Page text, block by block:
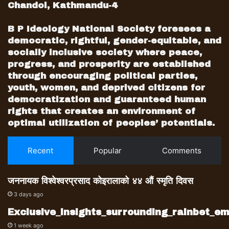
समकक्षीको निजी सम्बन्ध सुध्रेको हो।
नेपाल भारत सम्बन्ध कुन अवस्थामा छ अहिले ?
भारत र नेपालको सम्बन्ध दीर्घकालीन रूपमा
समस्याग्रस्त छ। हामी अंग्रेजको पालादेखि नै असमान
सम्बन्धमा बाँधिन पुगेका छौं। ऐतिहासिक ढंगले त्यो
असमानता मुख्य रूपमा आर्थिक रूपमा कायम छ। व्यापार
घाटा चुलिँदै गएको छ। समग्रमा त्यो सम्बन्धलाई
पुनरावलोकन गर्नुपर्ने आवश्यकता महसुस गरेरै मैले
प्रधानमन्त्री हुँदा इमिनेन्ट पर्सन ग्रुप (ईपीजी) को
त्यसमार्फत विगतका सबै सम्बन्धलाई पुनरावलोकन गरेर
व्यक्तिविशेषको भ्रमणका क्रममा भएका कुराले मात्रै
नेपाल भारत सम्बन्धमा भएका संरचनात्मक समस्या
समाधान हुनेमा विश्वास गर्न सकिने आधार छैन।
ईपीजी त सुझाव दिने संयन्त्र मात्रै हो नि ? यसको सुझाव
प्रभावकारी होलान् ?
Chandol, Kathmandu-4
B P Ideology National Society foresees a
democratic, rightful, gender-equitable, and
socially inclusive society where peace,
progress, and prosperity are established
through encouraging political parties,
youth, women, and deprived citizens for
democratization and guaranteed human
rights that creates an environment of
optimal utilization of peoples’ potentials.
Recent Popular Comments
जननायक विश्वेश्वरप्रसाद कोइरालाको ४४ औं स्मृति दिवस
3 days ago
1 week ago